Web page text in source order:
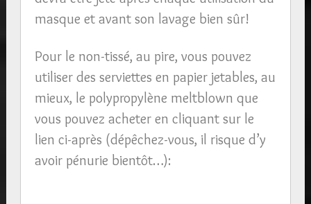
masque et avant son lavage bien sûr!
Pour le non-tissé, au pire, vous pouvez
utiliser des serviettes en papier jetables, au
mieux, le polypropylène meltblown que
vous pouvez acheter en cliquant sur le
lien ci-après (dépêchez-vous, il risque d’y
avoir pénurie bientôt…):